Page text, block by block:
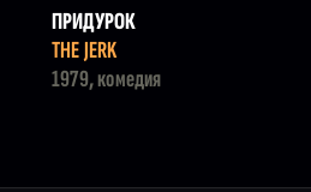
ПРИДУРОК
THE JERK
1979, комедия